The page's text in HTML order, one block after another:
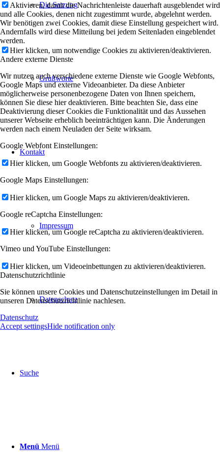
Die Satzung
Grußworte
Kontakt
Impressum
Datenschutz
Suche
Menü Menü
Aktivieren, damit die Nachrichtenleiste dauerhaft ausgeblendet wird
und alle Cookies, denen nicht zugestimmt wurde, abgelehnt werden.
Wir benötigen zwei Cookies, damit diese Einstellung gespeichert wird.
Andernfalls wird diese Mitteilung bei jedem Seitenladen eingeblendet
werden.
Hier klicken, um notwendige Cookies zu aktivieren/deaktivieren.
Andere externe Dienste
Wir nutzen auch verschiedene externe Dienste wie Google Webfonts,
Google Maps und externe Videoanbieter. Da diese Anbieter
möglicherweise personenbezogene Daten von Ihnen speichern,
können Sie diese hier deaktivieren. Bitte beachten Sie, dass eine
Deaktivierung dieser Cookies die Funktionalität und das Aussehen
unserer Webseite erheblich beeinträchtigen kann. Die Änderungen
werden nach einem Neuladen der Seite wirksam.
Google Webfont Einstellungen:
Hier klicken, um Google Webfonts zu aktivieren/deaktivieren.
Google Maps Einstellungen:
Hier klicken, um Google Maps zu aktivieren/deaktivieren.
Google reCaptcha Einstellungen:
Hier klicken, um Google reCaptcha zu aktivieren/deaktivieren.
Vimeo und YouTube Einstellungen:
Hier klicken, um Videoeinbettungen zu aktivieren/deaktivieren.
Datenschutzrichtlinie
Sie können unsere Cookies und Datenschutzeinstellungen im Detail in
unseren Datenschutzrichtlinie nachlesen.
Datenschutz
Accept settingsHide notification only